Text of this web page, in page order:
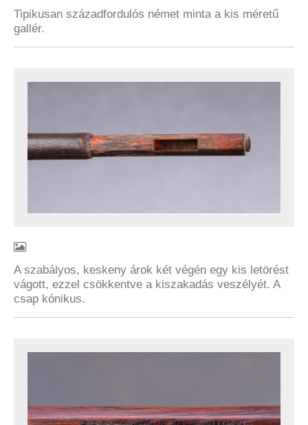
Tipikusan századfordulós német minta a kis méretű
gallér.
A szabályos, keskeny árok két végén egy kis letörést
vágott, ezzel csökkentve a kiszakadás veszélyét. A
csap kónikus.